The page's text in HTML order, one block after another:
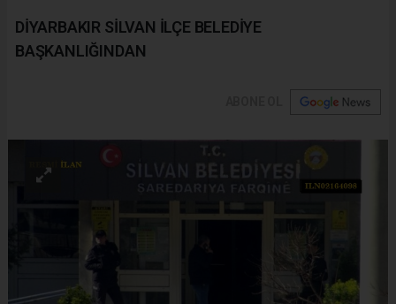
DİYARBAKIR SİLVAN İLÇE BELEDİYE
BAŞKANLIĞINDAN